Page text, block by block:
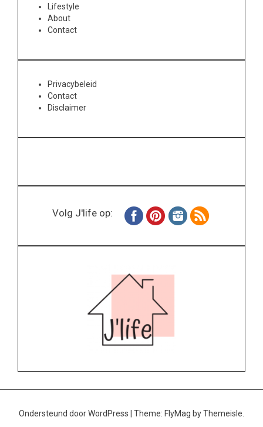
Lifestyle
About
Contact
Privacybeleid
Contact
Disclaimer
Volg J'life op:
Ondersteund door WordPress Theme: FlyMag by Themeisle.